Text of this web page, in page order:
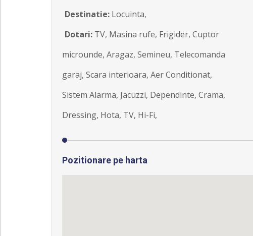
Destinatie: Locuinta,
Dotari: TV, Masina rufe, Frigider, Cuptor
microunde, Aragaz, Semineu, Telecomanda
garaj, Scara interioara, Aer Conditionat,
Sistem Alarma, Jacuzzi, Dependinte, Crama,
Dressing, Hota, TV, Hi-Fi,
Pozitionare pe harta